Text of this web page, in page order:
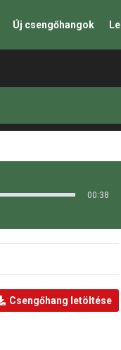
Új csengőhangok
00:38
Csengőhang letöltése